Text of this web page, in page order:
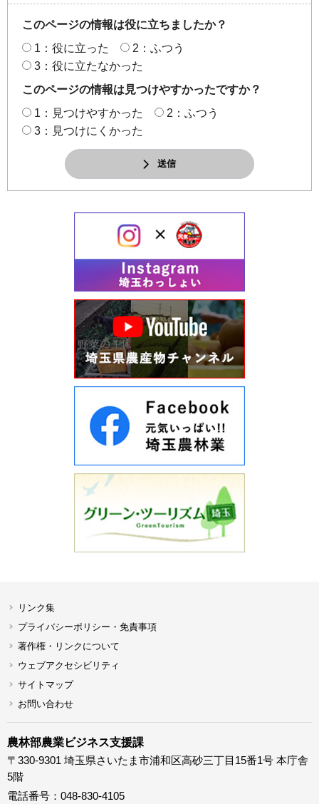
このページの情報は役に立ちましたか？
1：役に立った
2：ふつう
3：役に立たなかった
このページの情報は見つけやすかったですか？
1：見つけやすかった
2：ふつう
3：見つけにくかった
送信
リンク集
プライバシーポリシー・免責事項
著作権・リンクについて
ウェブアクセシビリティ
サイトマップ
お問い合わせ
農林部農業ビジネス支援課
〒330-9301 埼玉県さいたま市浦和区高砂三丁目15番1号 本庁舎
5階
電話番号：048-830-4105